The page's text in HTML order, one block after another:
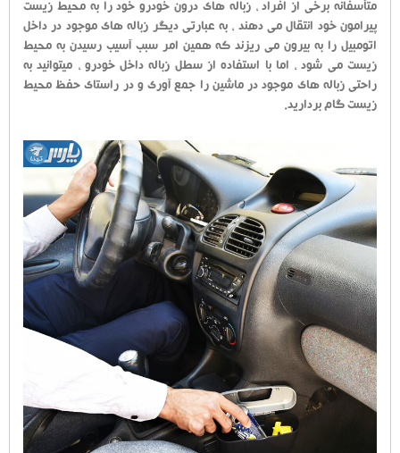
متأسفانه برخی از افراد ، زباله های درون خودرو خود را به محیط زیست
پیرامون خود انتقال می دهند ، به عبارتی دیگر زباله های موجود در داخل
اتومبیل را به بیرون می ریزند که همین امر سبب آسیب رسیدن به محیط
زیست می شود ، اما با استفاده از سطل زباله داخل خودرو ، میتوانید به
راحتی زباله های موجود در ماشین را جمع آوری و در راستای حفظ محیط
زیست گام بردارید.